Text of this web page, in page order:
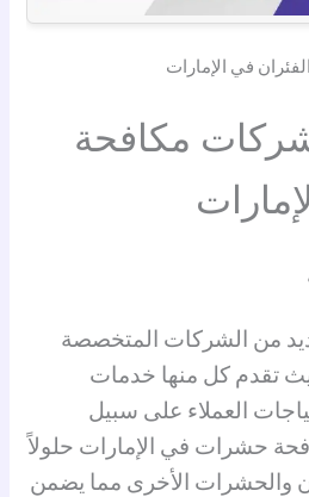
في الإمارات
مكافحة
من الشركات المتخصصة
تقدم كل منها خدمات
العملاء على سبيل
حشرات في الإمارات حلولاً
والحشرات الأخرى مما يضمن